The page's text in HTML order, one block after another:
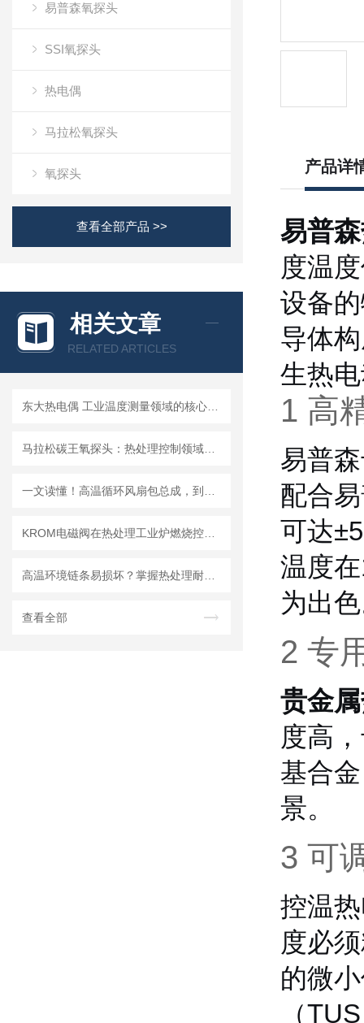
易普森氧探头
SSI氧探头
热电偶
马拉松氧探头
氧探头
查看全部产品 >>
相关文章
RELATED ARTICLES
查看全部
产品详
易普
度温
设备
导体
生热
1 高
易普
配合
可达
温度
为出色
2 专
贵金
度高
基合
景。
3 可
控温
度必
的微
（